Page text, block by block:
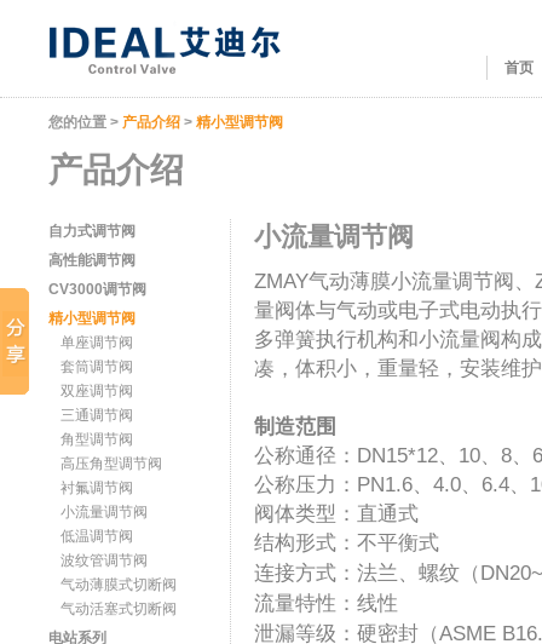
首页
您的位置 > 产品介绍 > 精小型调节阀
产品介绍
自力式调节阀
高性能调节阀
CV3000调节阀
精小型调节阀
单座调节阀
套筒调节阀
双座调节阀
三通调节阀
角型调节阀
高压角型调节阀
衬氟调节阀
小流量调节阀
低温调节阀
波纹管调节阀
气动薄膜式切断阀
气动活塞式切断阀
电站系列
小流量调节阀
ZMAY气动薄膜小流量调节阀
量阀体与气动或电子式电动执
多弹簧执行机构和小流量阀构
凑，体积小，重量轻，安装维
制造范围
公称通径：DN15*12、10、8、
公称压力：PN1.6、4.0、6.4、
阀体类型：直通式
结构形式：不平衡式
连接方式：法兰、螺纹（
流量特性：线性
泄漏等级：硬密封（ASME